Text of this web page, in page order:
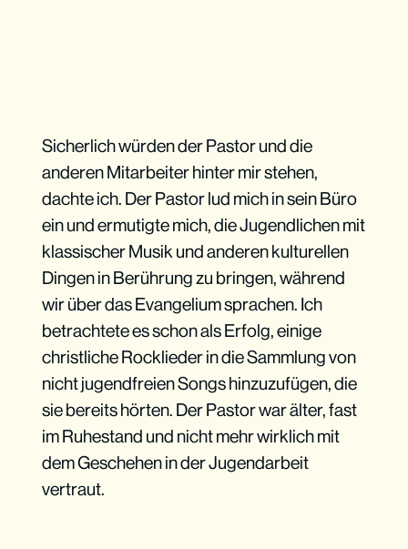
Sicherlich würden der Pastor und die
anderen Mitarbeiter hinter mir stehen,
dachte ich. Der Pastor lud mich in sein Büro
ein und ermutigte mich, die Jugendlichen mit
klassischer Musik und anderen kulturellen
Dingen in Berührung zu bringen, während
wir über das Evangelium sprachen. Ich
betrachtete es schon als Erfolg, einige
christliche Rocklieder in die Sammlung von
nicht jugendfreien Songs hinzuzufügen, die
sie bereits hörten. Der Pastor war älter, fast
im Ruhestand und nicht mehr wirklich mit
dem Geschehen in der Jugendarbeit
vertraut.